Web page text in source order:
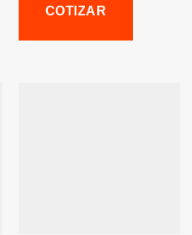
COTIZAR